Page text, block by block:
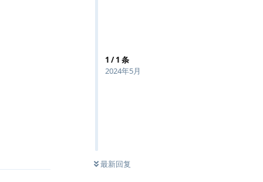
1 /1 条
2024年5月
最新回复